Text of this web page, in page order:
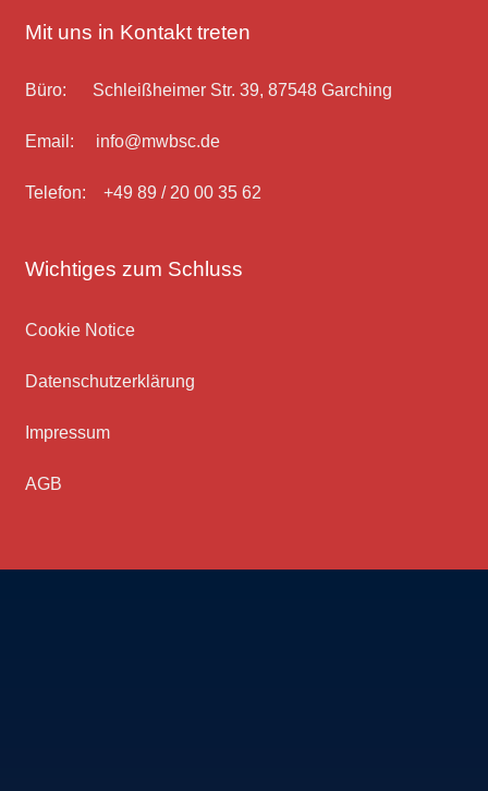
Mit uns in Kontakt treten
Büro: Schleißheimer Str. 39, 87548 Garching
Email: info@mwbsc.de
Telefon: +49 89 / 20 00 35 62
Wichtiges zum Schluss
Cookie Notice
Datenschutz­erklärung
Impressum
AGB